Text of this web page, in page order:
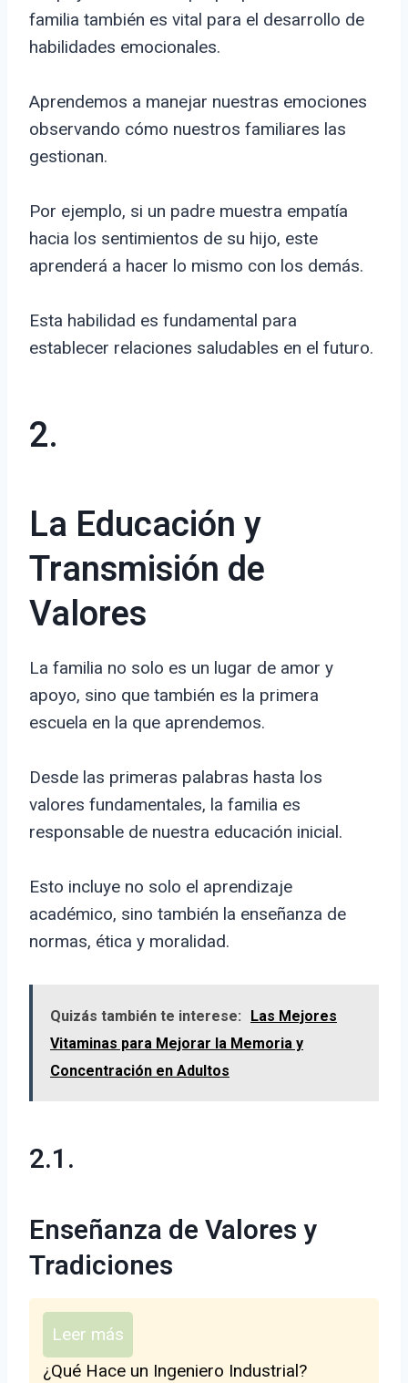
familia también es vital para el desarrollo de
habilidades emocionales.
Aprendemos a manejar nuestras emociones
observando cómo nuestros familiares las
gestionan.
Por ejemplo, si un padre muestra empatía
hacia los sentimientos de su hijo, este
aprenderá a hacer lo mismo con los demás.
Esta habilidad es fundamental para
establecer relaciones saludables en el futuro.
2.
La Educación y
Transmisión de
Valores
La familia no solo es un lugar de amor y
apoyo, sino que también es la primera
escuela en la que aprendemos.
Desde las primeras palabras hasta los
valores fundamentales, la familia es
responsable de nuestra educación inicial.
Esto incluye no solo el aprendizaje
académico, sino también la enseñanza de
normas, ética y moralidad.
Quizás también te interese:
Las Mejores
Vitaminas para Mejorar la Memoria y
Concentración en Adultos
2.1.
Enseñanza de Valores y
Tradiciones
Leer más
¿Qué Hace un Ingeniero Industrial?